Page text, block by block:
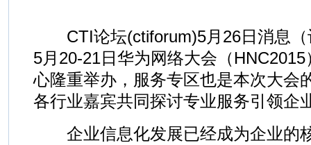
CTI论坛(ctiforum)5月26日消息（
5月20-21日华为网络大会（
心隆重举办，服务专区也是本次大会
各行业嘉宾共同探讨专业服务引领企
企业信息化发展已经成为企业的